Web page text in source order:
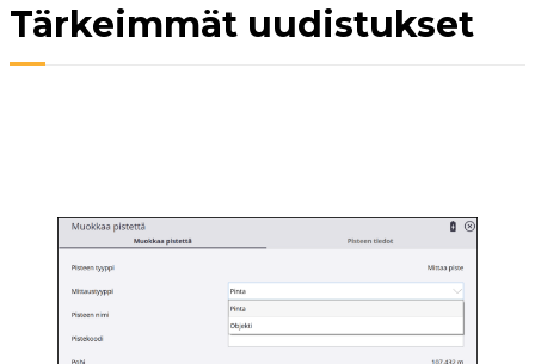
Tärkeimmät uudistukset